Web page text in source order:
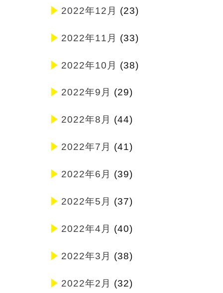
2022年12月 (23)
2022年11月 (33)
2022年10月 (38)
2022年9月 (29)
2022年8月 (44)
2022年7月 (41)
2022年6月 (39)
2022年5月 (37)
2022年4月 (40)
2022年3月 (38)
2022年2月 (32)